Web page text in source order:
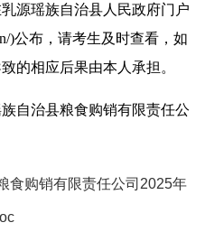
瑶族自治县人民政府门户
)公布，请考生及时查看，如
的相应后果由本人承担。
治县粮食购销有限责任公
食购销有限责任公司2025年